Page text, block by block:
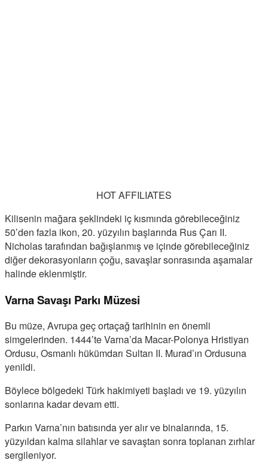
HOT AFFILIATES
Kilisenin mağara şeklindeki iç kısmında görebileceğiniz
50’den fazla ikon, 20. yüzyılın başlarında Rus Çarı II.
Nicholas tarafından bağışlanmış ve içinde görebileceğiniz
diğer dekorasyonların çoğu, savaşlar sonrasında aşamalar
halinde eklenmiştir.
Varna Savaşı Parkı Müzesi
Bu müze, Avrupa geç ortaçağ tarihinin en önemli
simgelerinden. 1444’te Varna’da Macar-Polonya Hristiyan
Ordusu, Osmanlı hükümdarı Sultan II. Murad’ın Ordusuna
yenildi.
Böylece bölgedeki Türk hakimiyeti başladı ve 19. yüzyılın
sonlarına kadar devam etti.
Parkın Varna’nın batısında yer alır ve binalarında, 15.
yüzyıldan kalma silahlar ve savaştan sonra toplanan zırhlar
sergileniyor.